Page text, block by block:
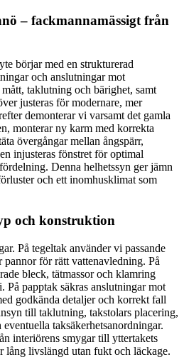
– fackmannamässigt från
börjar med en strukturerad
och anslutningar mot
taklutning och bärighet, samt
justeras för modernare, mer
demonterar vi varsamt det gamla
monterar ny karm med korrekta
övergångar mellan ångspärr,
injusteras fönstret för optimal
Denna helhetssyn ger jämn
och ett inomhusklimat som
och konstruktion
På tegeltak använder vi passande
för rätt vattenavledning. På
bleck, tätmassor och klamring
På papptak säkras anslutningar mot
godkända detaljer och korrekt fall
till taklutning, takstolars placering,
taksäkerhetsanordningar.
interiörens smygar till yttertakets
lång livslängd utan fukt och läckage.